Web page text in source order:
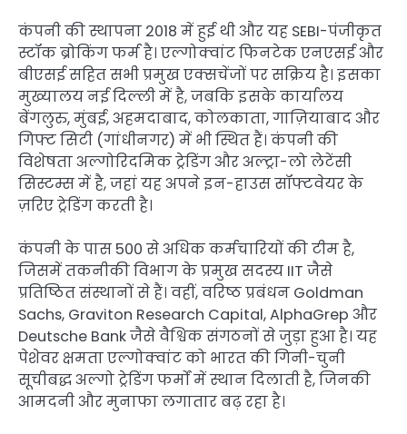
कंपनी की स्थापना 2018 में हुई थी और यह SEBI-पंजीकृत
स्टॉक ब्रोकिंग फर्म है। एल्गोक्वांट फिनटेक एनएसई और
बीएसई सहित सभी प्रमुख एक्सचेंजों पर सक्रिय है। इसका
मुख्यालय नई दिल्ली में है, जबकि इसके कार्यालय
बेंगलुरु, मुंबई, अहमदाबाद, कोलकाता, गाज़ियाबाद और
गिफ्ट सिटी (गांधीनगर) में भी स्थित हैं। कंपनी की
विशेषता अल्गोरिदमिक ट्रेडिंग और अल्ट्रा-लो लेटेंसी
सिस्टम्स में है, जहां यह अपने इन-हाउस सॉफ्टवेयर के
ज़रिए ट्रेडिंग करती है।
कंपनी के पास 500 से अधिक कर्मचारियों की टीम है,
जिसमें तकनीकी विभाग के प्रमुख सदस्य IIT जैसे
प्रतिष्ठित संस्थानों से हैं। वहीं, वरिष्ठ प्रबंधन Goldman
Sachs, Graviton Research Capital, AlphaGrep और
Deutsche Bank जैसे वैश्विक संगठनों से जुड़ा हुआ है। यह
पेशेवर क्षमता एल्गोक्वांट को भारत की गिनी-चुनी
सूचीबद्ध अल्गो ट्रेडिंग फर्मों में स्थान दिलाती है, जिनकी
आमदनी और मुनाफा लगातार बढ़ रहा है।